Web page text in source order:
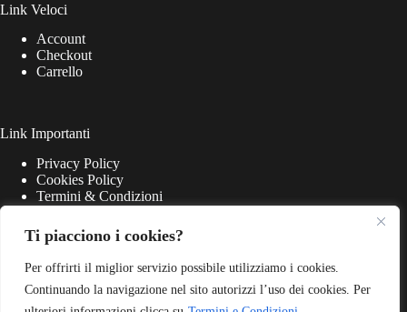
Ti piacciono i cookies?
Per offrirti il miglior servizio possibile utilizziamo i cookies.
Continuando la navigazione nel sito autorizzi l’uso dei cookies. Per
Link Veloci
Account
Checkout
Carrello
Link Importanti
Privacy Policy
Cookies Policy
Termini & Condizioni